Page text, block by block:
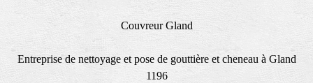
Couvreur Gland
Entreprise de nettoyage et pose de gouttière et cheneau à Gland
1196